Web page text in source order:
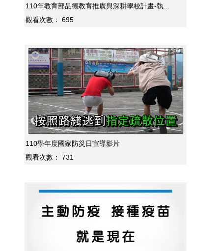
110年教育部品德教育推廣與深耕學校計畫-執...
觀看次數：
695
110學年度國家防災日宣導影片
觀看次數：
731